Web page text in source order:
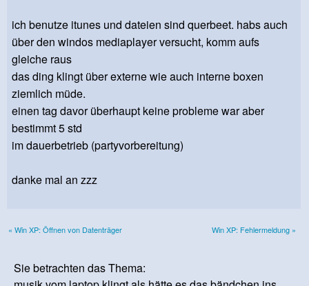
ich benutze itunes und dateien sind querbeet. habs auch
über den windos mediaplayer versucht, komm aufs
gleiche raus
das ding klingt über externe wie auch interne boxen
ziemlich müde.
einen tag davor überhaupt keine probleme war aber
bestimmt 5 std
im dauerbetrieb (partyvorbereitung)
danke mal an zzz
« Win XP: Öffnen von Datenträger Win XP: Fehlermeldung »
Sie betrachten das Thema: